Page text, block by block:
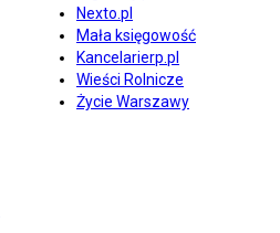
Nexto.pl
Mała księgowość
Kancelarierp.pl
Wieści Rolnicze
Życie Warszawy